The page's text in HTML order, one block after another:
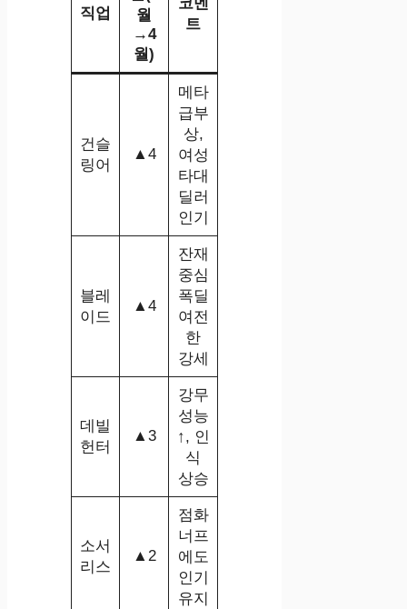
직업
월
→4
월)
트
건슬
링어
▲4
메타
급부
상,
여성
타대
딜러
인기
블레
이드
▲4
잔재
중심
폭딜
여전
한
강세
데빌
헌터
▲3
강무
성능
↑, 인
식
상승
소서
리스
▲2
점화
너프
에도
인기
유지